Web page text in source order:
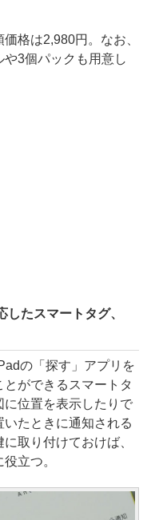
格は2,980円。なお、
3個パックも用意し
たスマートタグ、
の「探す」アプリを
ができるスマートタ
位置を表示したりで
たときに通知される
取り付けておけば、
立つ。